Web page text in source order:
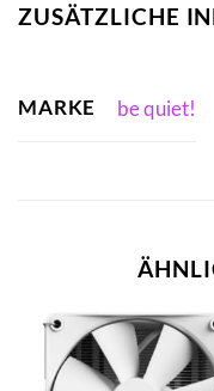
ZUSÄTZLICHE
MARKE be quiet!